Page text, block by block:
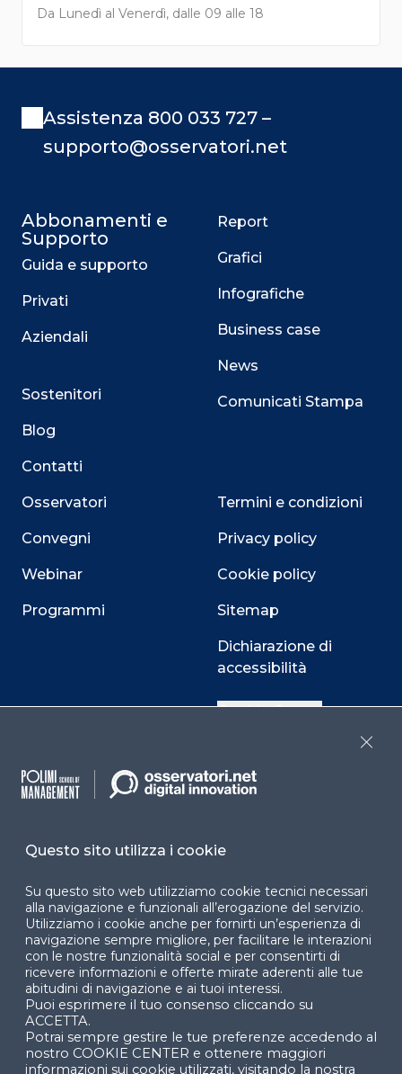
Da Lunedì al Venerdì, dalle 09 alle 18
Assistenza 800 033 727 –
supporto@osservatori.net
Abbonamenti e
Supporto
Guida e supporto
Privati
Aziendali
Sostenitori
Blog
Contatti
Osservatori
Convegni
Webinar
Programmi
Report
Grafici
Infografiche
Business case
News
Comunicati Stampa
Termini e condizioni
Privacy policy
Cookie policy
Sitemap
Dichiarazione di
accessibilità
Cookie Center
Facebook LinkedIn
© 2024 Copyright © Politecnico di Milano Dipartimento
di Ingegneria Gestionale
Questo sito utilizza i cookie
Su questo sito web utilizziamo cookie tecnici necessari
alla navigazione e funzionali all’erogazione del servizio.
Utilizziamo i cookie anche per fornirti un’esperienza di
navigazione sempre migliore, per facilitare le interazioni
con le nostre funzionalità social e per consentirti di
ricevere informazioni e offerte mirate aderenti alle tue
abitudini di navigazione e ai tuoi interessi.
Puoi esprimere il tuo consenso cliccando su
ACCETTA.
Potrai sempre gestire le tue preferenze accedendo al
nostro COOKIE CENTER e ottenere maggiori
informazioni sui cookie utilizzati, visitando la nostra